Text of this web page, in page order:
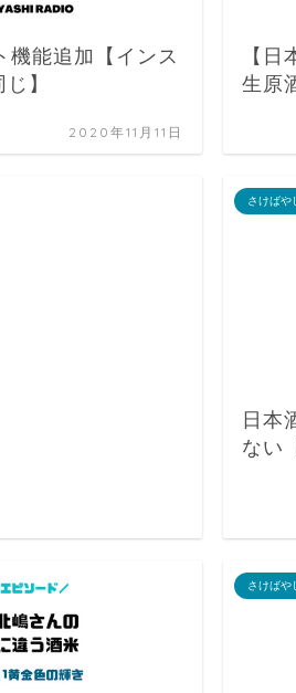
能追加【インス
】
2020年11月11日
【
生原
さけばや
日本
ない
さけばや